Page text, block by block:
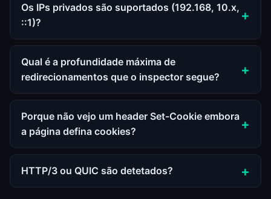
Os IPs privados são suportados (192.168, 10.x,
::1)?
Qual é a profundidade máxima de
redirecionamentos que o inspector segue?
Porque não vejo um header Set-Cookie embora
a página defina cookies?
HTTP/3 ou QUIC são detetados?